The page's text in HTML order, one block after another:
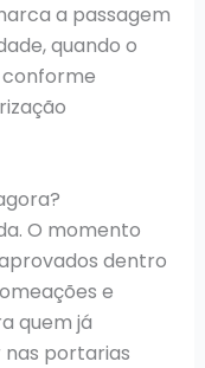
a passagem
quando o
O momento
dentro
e
quem já
portarias